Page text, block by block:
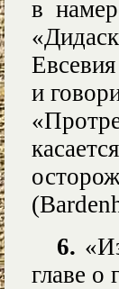
в
и
6.
главе о